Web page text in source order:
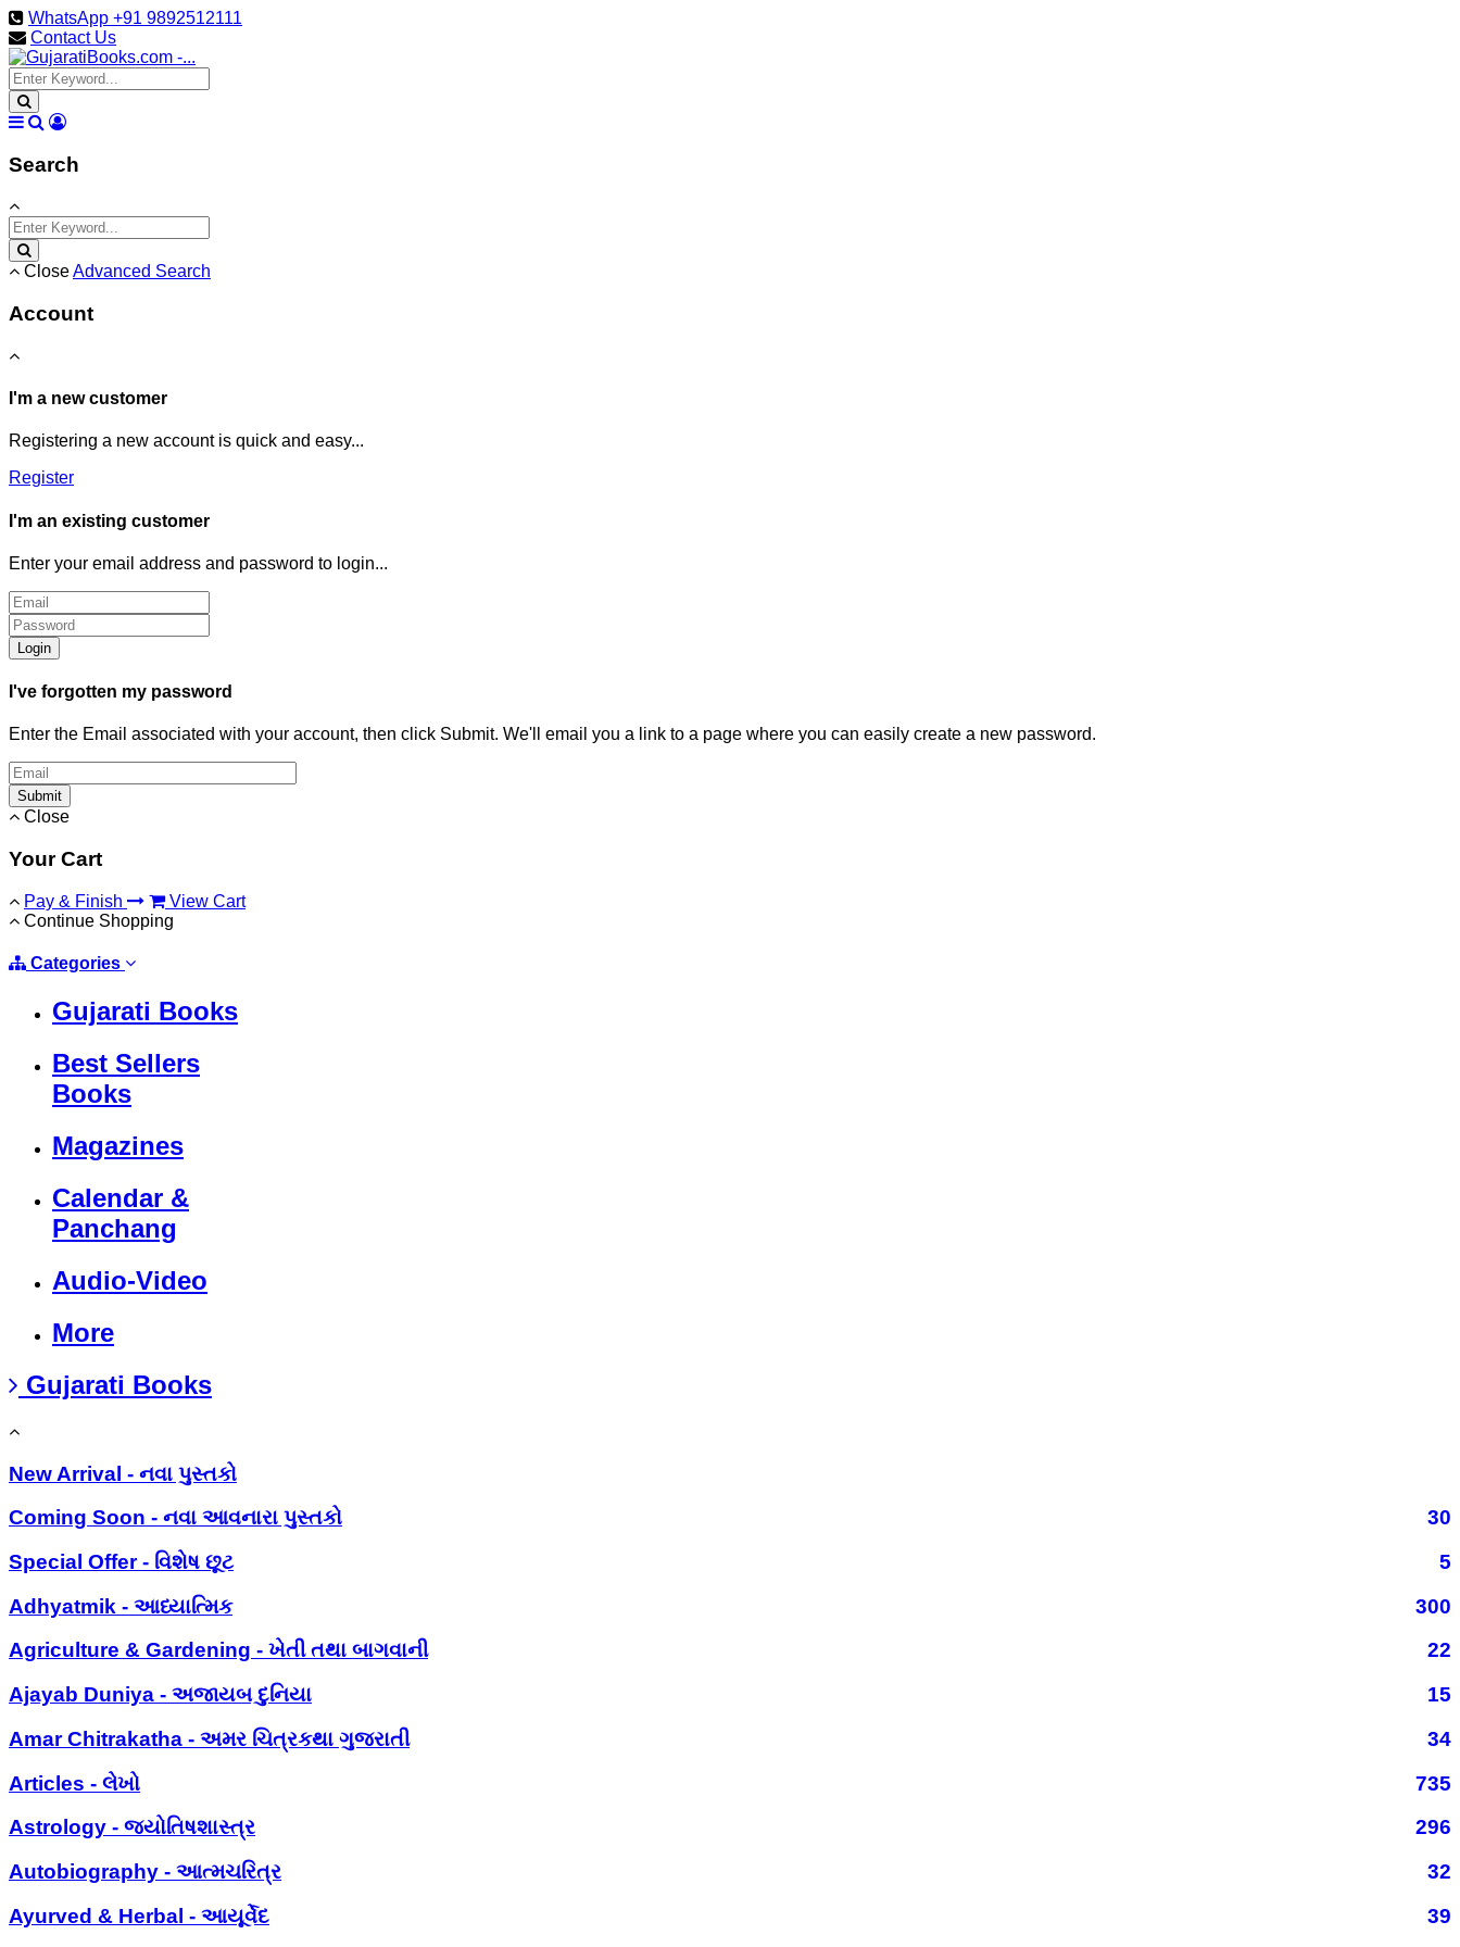
WhatsApp +91 9892512111
Contact Us
Search
CloseAdvanced Search
Account
I'm a new customer
Registering a new account is quick and easy...
Register
I'm an existing customer
Enter your email address and password to login...
Login
I've forgotten my password
Enter the Email associated with your account, then click Submit. We'll email you a link to a page where you can easily create a new password.
Submit
Close
Your Cart
Pay & Finish
View Cart
Continue Shopping
Categories
Gujarati Books
Best Sellers
Books
Magazines
Calendar &
Panchang
Audio-Video
More
Gujarati Books
New Arrival - નવા પુસ્તકો
Coming Soon - નવા આવનારા પુસ્તકો
30
Special Offer - વિશેષ છૂટ
5
Adhyatmik - આધ્યાત્મિક
300
Agriculture & Gardening - ખેતી તથા બાગવાની
22
Ajayab Duniya - અજાયબ દુનિયા
15
Amar Chitrakatha - અમર ચિત્રકથા ગુજરાતી
34
Articles - લેખો
735
Astrology - જ્યોતિષશાસ્ત્ર
296
Autobiography - આત્મચરિત્ર
32
Ayurved & Herbal - આયૂર્વેદ
39